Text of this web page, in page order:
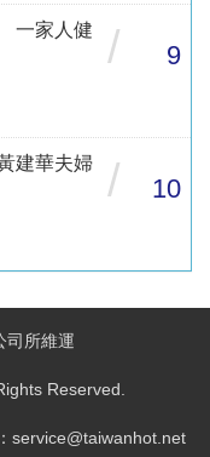
一家人健
/ 9
建華夫婦
/ 10
司所維運
Reserved.
service@taiwanhot.net